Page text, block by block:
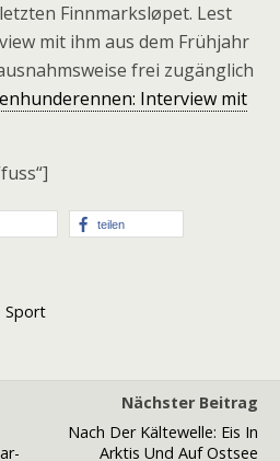
Finnmarksløpet. Lest
mit ihm aus dem Frühjahr
frei zugänglich
Interview mit
teilen
Sport
Nächster Beitrag
Nach Der Kältewelle: Eis In
Arktis Und Auf Ostsee